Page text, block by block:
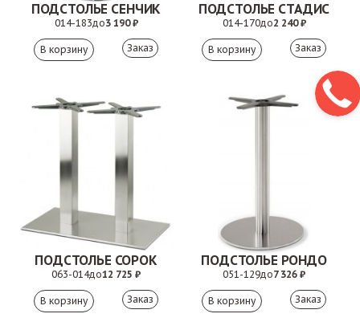
ПОДСТОЛЬЕ СЕНЧИК
014-183до3 190 ₽
Заказ
ПОДСТОЛЬЕ СТАДИС
014-170до2 240 ₽
Заказ
ПОДСТОЛЬЕ СОРОК
063-014до12 725 ₽
Заказ
ПОДСТОЛЬЕ РОНДО
051-129до7 326 ₽
Заказ